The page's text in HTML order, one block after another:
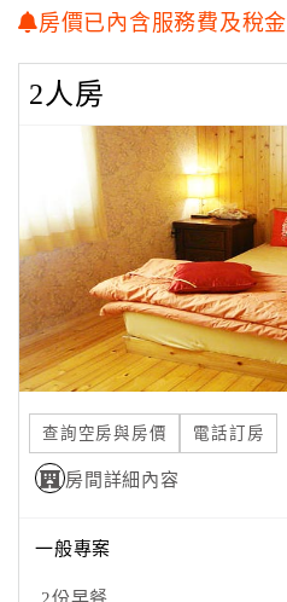
顧
務
客
滿
意
度
訂
單
管
理
員
房價已內含服務費及稅金
2人房
查詢空房與房價 電話訂房
房間詳細內容
一般專案